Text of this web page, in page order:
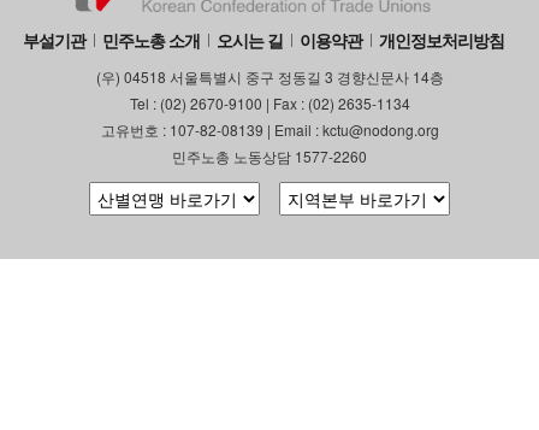
부설기관 민주노총 소개 오시는 길 이용약관 개인정보처리방침
(우) 04518 서울특별시 중구 정동길 3 경향신문사 14층
Tel : (02) 2670-9100 | Fax : (02) 2635-1134
고유번호 : 107-82-08139 | Email : kctu@nodong.org
민주노총 노동상담 1577-2260